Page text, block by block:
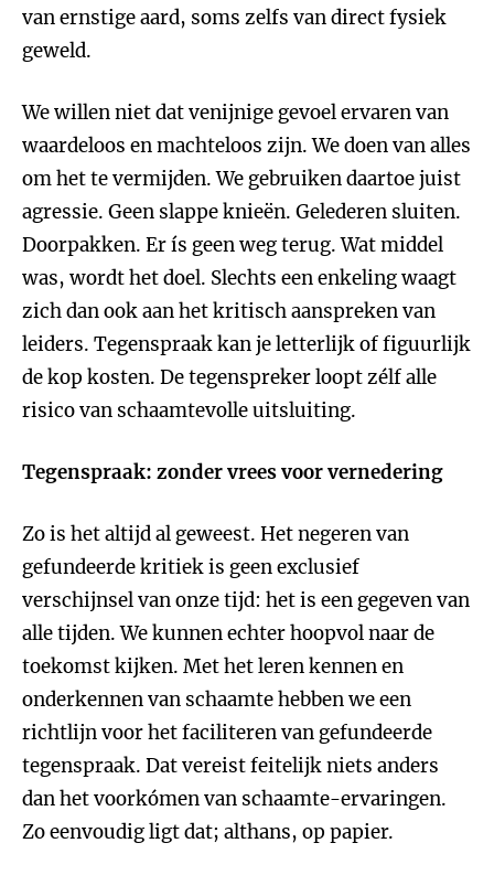
van ernstige aard, soms zelfs van direct fysiek
geweld.
We willen niet dat venijnige gevoel ervaren van
waardeloos en machteloos zijn. We doen van alles
om het te vermijden. We gebruiken daartoe juist
agressie. Geen slappe knieën. Gelederen sluiten.
Doorpakken. Er ís geen weg terug. Wat middel
was, wordt het doel. Slechts een enkeling waagt
zich dan ook aan het kritisch aanspreken van
leiders. Tegenspraak kan je letterlijk of figuurlijk
de kop kosten. De tegenspreker loopt zélf alle
risico van schaamtevolle uitsluiting.
Tegenspraak: zonder vrees voor vernedering
Zo is het altijd al geweest. Het negeren van
gefundeerde kritiek is geen exclusief
verschijnsel van onze tijd: het is een gegeven van
alle tijden. We kunnen echter hoopvol naar de
toekomst kijken. Met het leren ken­nen en
onderkennen van schaamte hebben we een
richtlijn voor het faciliteren van gefundeerde
tegenspraak. Dat vereist feitelijk niets anders
dan het voorkómen van schaamte-ervaringen.
Zo eenvoudig ligt dat; althans, op papier.